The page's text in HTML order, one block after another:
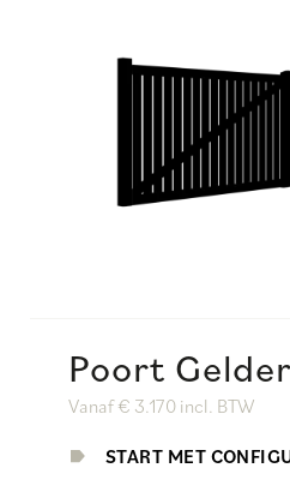
Poort
Vanaf € 3.170 incl. BTW
START MET